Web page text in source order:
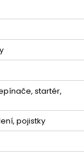
startér,
pojistky